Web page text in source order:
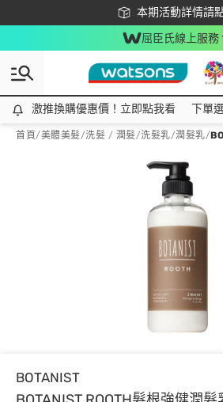
本期活動詳情請
下載app最高回饋
屈臣氏線上服務
激推換購優惠價！立即點我看
激推換購優惠價！立即點我看 下單
首頁/美體美髮/洗髮 / 潤髮/洗髮乳/潤髮乳/
BOTANIST